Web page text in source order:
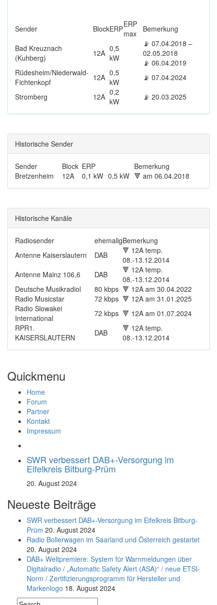
Sender BlockERPERP
max
Bemerkung
Bad Kreuznach
(Kuhberg)
12A 0,5
kW
📡 07.04.2018 –
02.05.2018
📡 06.04.2019
Rüdesheim/Niederwald-
Fichtenkopf
12A 0,5
kW
📡 07.04.2024
Stromberg
12A 0,2
kW
📡 20.03.2025
Historische Sender
Sender Block ERP
Bemerkung
Bretzenheim
12A 0,1 kW 0,5 kW 🔻 am 06.04.2018
Historische Kanäle
Radiosender ehemaligBemerkung
Antenne Kaiserslautern
DAB 🔻 12A temp.
08.-13.12.2014
Antenne Mainz 106,6
DAB 🔻 12A temp.
08.-13.12.2014
Deutsche Musikradiol
80 kbps 🔻 12A am 30.04.2022
Radio Musicstar
72 kbps 🔻 12A am 31.01.2025
Radio Slowakei
International
72 kbps 🔻 12A am 01.07.2024
RPR1.
KAISERSLAUTERN
DAB 🔻 12A temp.
08.-13.12.2014
Quickmenu
Home
Forum
Partner
Kontakt
Impressum
SWR verbessert DAB+-Versorgung im
Eifelkreis Bitburg-Prüm
20. August 2024
Neueste Beiträge
SWR verbessert DAB+-Versorgung im Eifelkreis Bitburg-
Prüm 20. August 2024
Radio Bollerwagen im Saarland und Österreich gestartet
20. August 2024
DAB+ Weltpremiere: System für Warnmeldungen über
Digitalradio / „Automatic Safety Alert (ASA)“ / neue ETSI-
Norm / Zertifizierungsprogramm für Hersteller und
Markenlogo 18. August 2024